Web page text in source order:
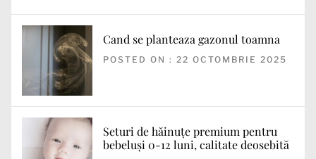
Cand se planteaza gazonul toamna
POSTED ON : 22 OCTOMBRIE 2025
Seturi de hăinuțe premium pentru
bebeluși 0-12 luni, calitate deosebită